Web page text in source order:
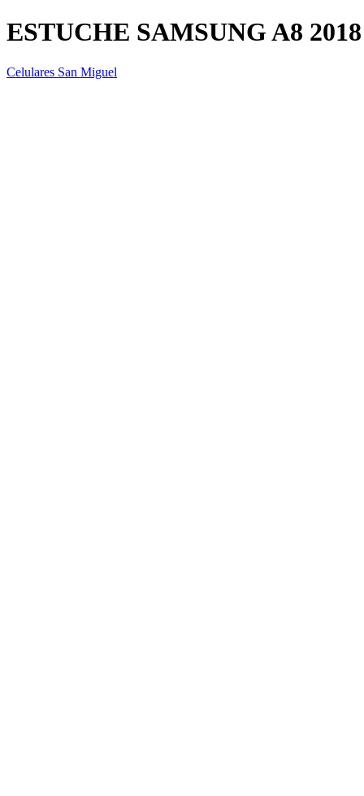
ESTUCHE SAMSUNG A8 2018
Celulares San Miguel